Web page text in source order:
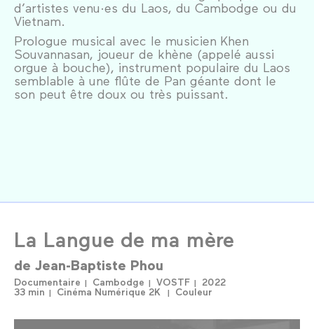
d’artistes venu·es du Laos, du Cambodge ou du
Vietnam.
Prologue musical avec le musicien Khen
Souvannasan, joueur de khène (appelé aussi
orgue à bouche), instrument populaire du Laos
semblable à une flûte de Pan géante dont le
son peut être doux ou très puissant.
La Langue de ma mère
de Jean-Baptiste Phou
Documentaire Cambodge VOSTF
2022
33 min
Cinéma Numérique 2K Couleur